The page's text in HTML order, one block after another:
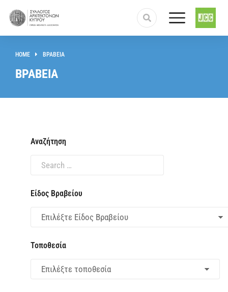
You are here:
HOME ΒΡΑΒΕΙΑ
ΒΡΑΒΕΙΑ
Αναζήτηση
Είδος Βραβείου
Τοποθεσία